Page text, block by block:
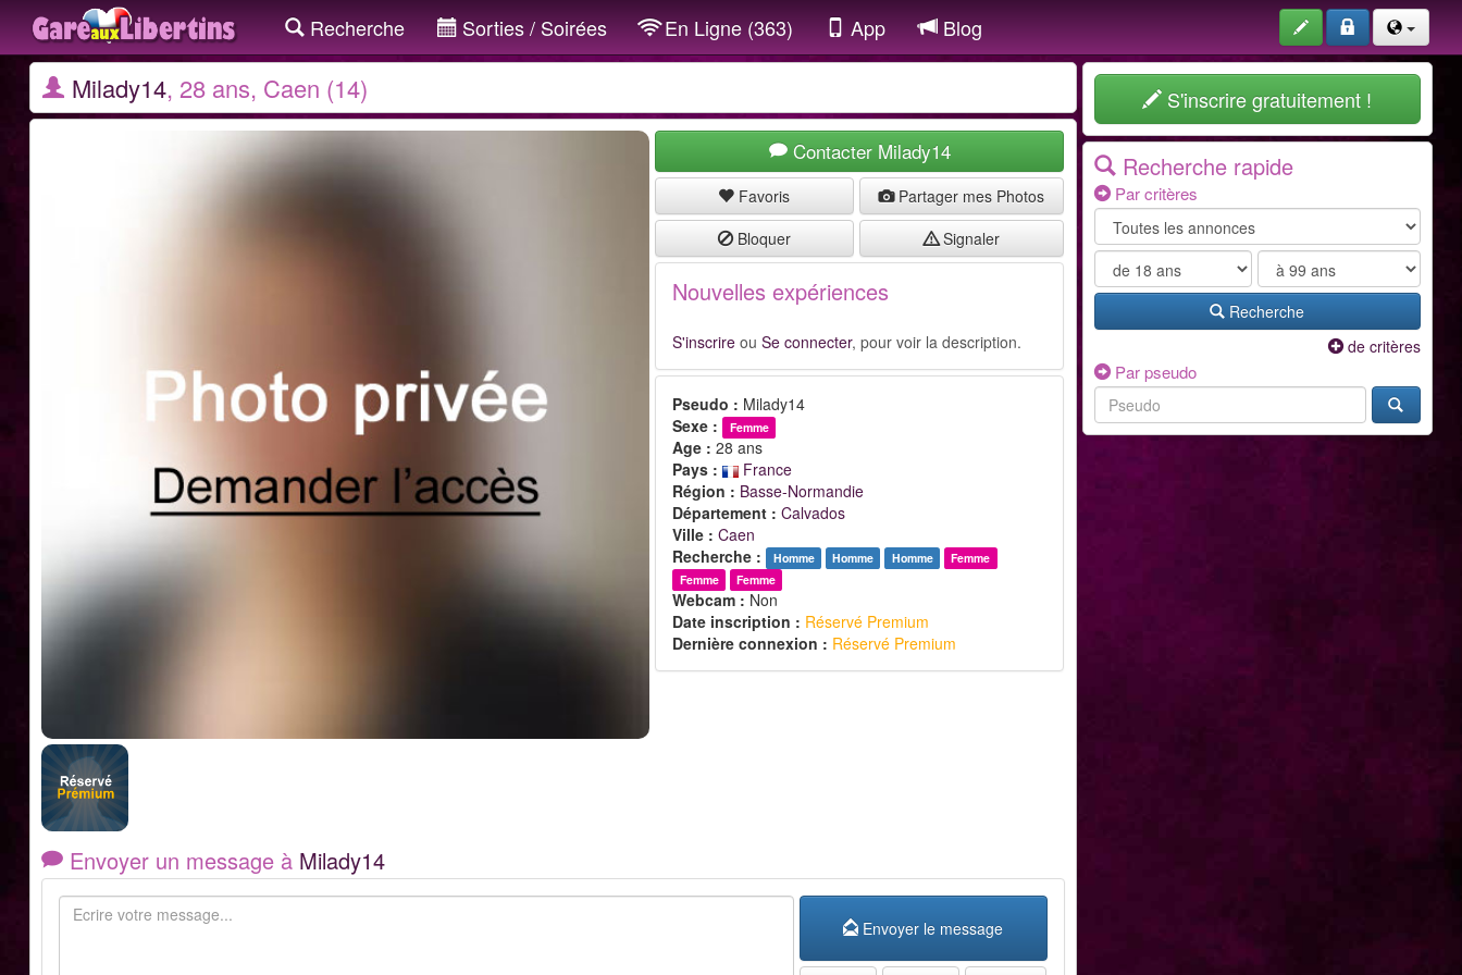
Recherche Sorties / Soirées En Ligne (363) App Blog
Milady14, 28 ans, Caen (14)
Contacter Milady14
Favoris
Partager mes Photos
Bloquer
Signaler
Nouvelles expériences
S'inscrire ouSe connecter, pour voir la description.
Pseudo : Milady14
Sexe : Femme
Age :28 ans
Pays :
France
Région : Basse-Normandie
Département :Calvados
Ville :Caen
Recherche : Homme Homme Homme
Femme
Femme
Femme
Webcam : Non
Date inscription : Réservé Premium
Dernière connexion : Réservé Premium
Envoyer un message à Milady14
Envoyer le message
S'inscrire gratuitement !
Recherche rapide
Par critères
Recherche
de critères
Par pseudo